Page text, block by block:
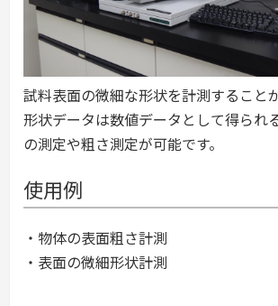
試料表面の微細な形状を計測すること
形状データは数値データとして得られ
の測定や粗さ測定が可能です。
使用例
・物体の表面粗さ計測
・表面の微細形状計測